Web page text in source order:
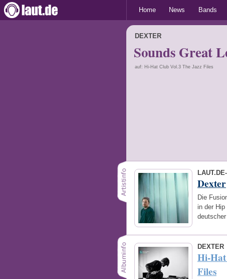
Home News Bands
DEXTER
Sounds Great
auf: Hi-Hat Club Vol.3 The Jazz Files
Dexter
Die
in der Hip
DEXTER
Hi-
Files